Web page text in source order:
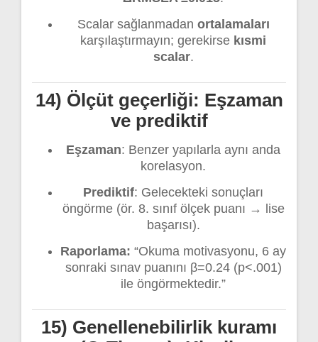
Scalar sağlanmadan ortalamaları
karşılaştırmayın; gerekirse kısmi
scalar.
14) Ölçüt geçerliği: Eşzaman
ve prediktif
Eşzaman: Benzer yapılarla aynı anda
korelasyon.
Prediktif: Gelecekteki sonuçları
öngörme (ör. 8. sınıf ölçek puanı → lise
başarısı).
Raporlama: “Okuma motivasyonu, 6 ay
sonraki sınav puanını β=0.24 (p<.001)
ile öngörmektedir.”
15) Genellenebilirlik kuramı